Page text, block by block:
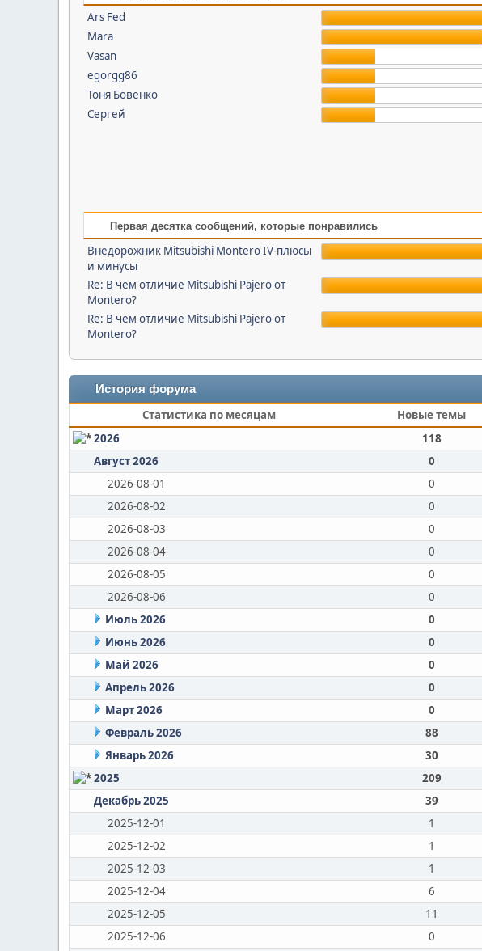
Ars Fed
Mara
Vasan
egorgg86
Тоня Бовенко
Сергей
Первая десятка сообщений, которые понравились
Внедорожник Mitsubishi Montero IV-плюсы
и минусы
Re: В чем отличие Mitsubishi Pajero от
Montero?
Re: В чем отличие Mitsubishi Pajero от
Montero?
История форума
Статистика по месяцам Новые темы
2026
118
Август 2026
0
2026-08-01
0
2026-08-02
0
2026-08-03
0
2026-08-04
0
2026-08-05
0
2026-08-06
0
Июль 2026
0
Июнь 2026
0
Май 2026
0
Апрель 2026
0
Март 2026
0
Февраль 2026
88
Январь 2026
30
2025
209
Декабрь 2025
39
2025-12-01
1
2025-12-02
1
2025-12-03
1
2025-12-04
6
2025-12-05
11
2025-12-06
0